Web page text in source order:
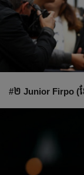
#២ Junior Firpo (ខ្